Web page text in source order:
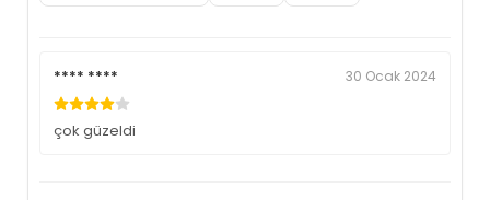
**** **** 30 Ocak 2024
çok güzeldi